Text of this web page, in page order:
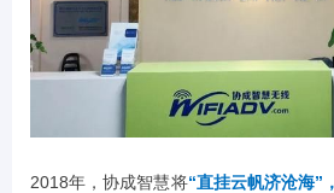
2018年，协成智慧将“直挂云帆济沧海”